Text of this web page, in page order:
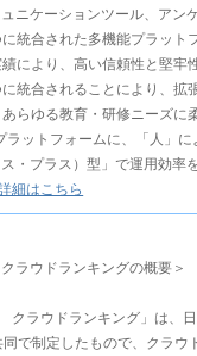
ニケーションツール、アン
統合された多機能プラット
により、高い信頼性と堅牢
統合されることにより、拡
らゆる教育・研修ニーズに
ラットフォームに、「人」
・プラス）型」で運用効率
細はこちら
ラウドランキングの概要＞
クラウドランキング」は、
で制定したもので、クラウ